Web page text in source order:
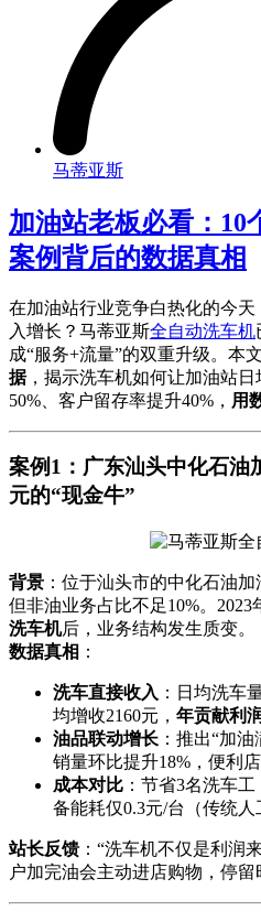
马蒂亚斯
加油站老板必看：10
案例背后的数据真相
在加油站行业竞争白热化的今
入增长？马蒂亚斯全自动洗车机
成“服务+流量”的双重升级。本
据，揭示洗车机如何让加油站
50%、客户留存率提升40%， 用
案例1：广东汕头中化石
元的“现金牛”
背景 ：位于汕头市的中化石油
但非油业务占比不足10%。2023
洗车机后，业务结构发生质变。
数据真相 ：
洗车直接收入 ：日均洗车
均增收2160元， 年贡献利
油品联动增长 ：推出“加
销量环比提升18%，便利
成本对比 ：节省3名洗车
备能耗仅0.3元/台（传统人
站长反馈 ：“洗车机不仅是利润
户加完油会主动进店购物，停